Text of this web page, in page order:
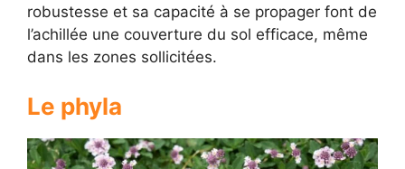
robustesse et sa capacité à se propager font de
l’achillée une couverture du sol efficace, même
dans les zones sollicitées.
Le phyla